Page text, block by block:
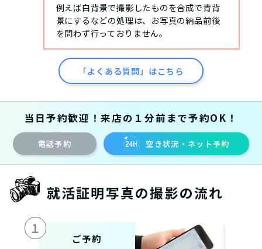
例えば白背景で撮影したものを合成で青背
景にするなどの処理は、お写真の納品前後
を問わず行っておりません。
「よくある質問」はこちら
当日予約歓迎！来店の１分前まで予約OK！
電話予約 空き状況・ネット予約
就活証明写真の撮影の流れ
１
ご予約